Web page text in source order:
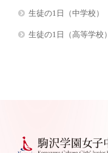
生徒の1日（中学校）
生徒の1日（高等学校）